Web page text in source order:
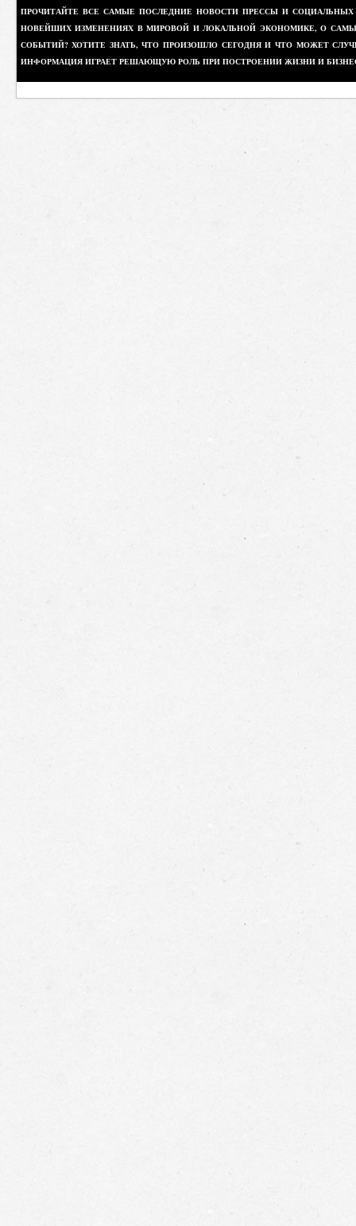
ПРОЧИТАЙТЕ ВСЕ САМЫЕ ПОСЛЕДНИЕ НОВОСТИ ПРЕССЫ И
НОВЕЙШИХ ИЗМЕНЕНИЯХ В МИРОВОЙ И ЛОКАЛЬНОЙ ЭКОНОМИКЕ, О
СОБЫТИЙ? ХОТИТЕ ЗНАТЬ, ЧТО ПРОИЗОШЛО СЕГОДНЯ И ЧТО МОЖЕТ
ИНФОРМАЦИЯ ИГРАЕТ РЕШАЮЩУЮ РОЛЬ ПРИ ПОСТРОЕНИИ ЖИЗНИ И